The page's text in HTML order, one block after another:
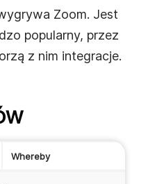
Zoom. Jest
popularny, przez
z nim integracje.
Whereby